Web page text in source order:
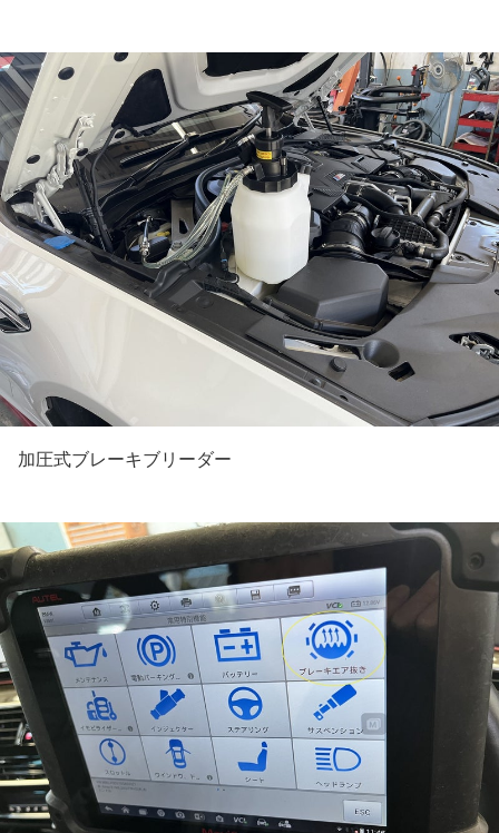
加圧式ブレーキブリーダー